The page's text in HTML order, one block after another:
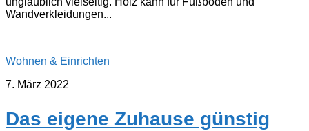
Wandverkleidungen...
Wohnen & Einrichten
7. März 2022
Das eigene Zuhause günstig